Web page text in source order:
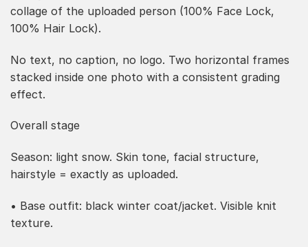
collage of the uploaded person (100% Face Lock,
100% Hair Lock).
No text, no caption, no logo. Two horizontal frames
stacked inside one photo with a consistent grading
effect.
Overall stage
Season: light snow. Skin tone, facial structure,
hairstyle = exactly as uploaded.
• Base outfit: black winter coat/jacket. Visible knit
texture.